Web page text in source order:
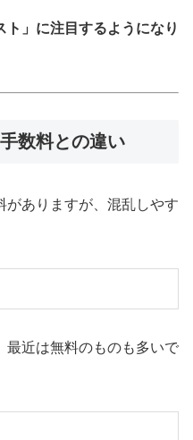
ト」に注目するようになり
数料との違い
がありますが、混乱しやす
最近は無料のものも多いで